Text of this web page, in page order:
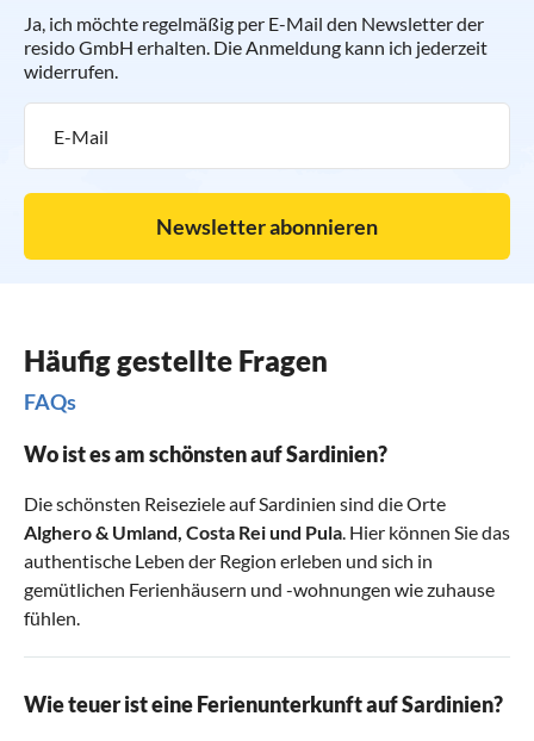
Ja, ich möchte regelmäßig per E-Mail den Newsletter der
resido GmbH erhalten. Die Anmeldung kann ich jederzeit
widerrufen.
Newsletter abonnieren
Häufig gestellte Fragen
FAQs
Wo ist es am schönsten auf Sardinien?
Die schönsten Reiseziele auf Sardinien sind die Orte
Alghero & Umland, Costa Reiund Pula. Hier können Sie das
authentische Leben der Region erleben und sich in
gemütlichen Ferienhäusern und -wohnungen wie zuhause
fühlen.
Wie teuer ist eine Ferienunterkunft auf Sardinien?